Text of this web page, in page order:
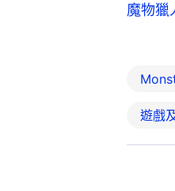
魔物獵
遊戲